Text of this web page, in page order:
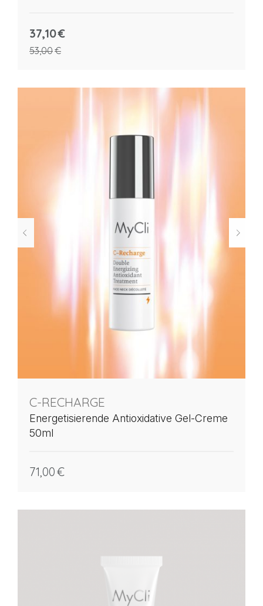
37,10€
53,00€
C-RECHARGE
Energetisierende Antioxidative Gel-Creme
50ml
71,00€